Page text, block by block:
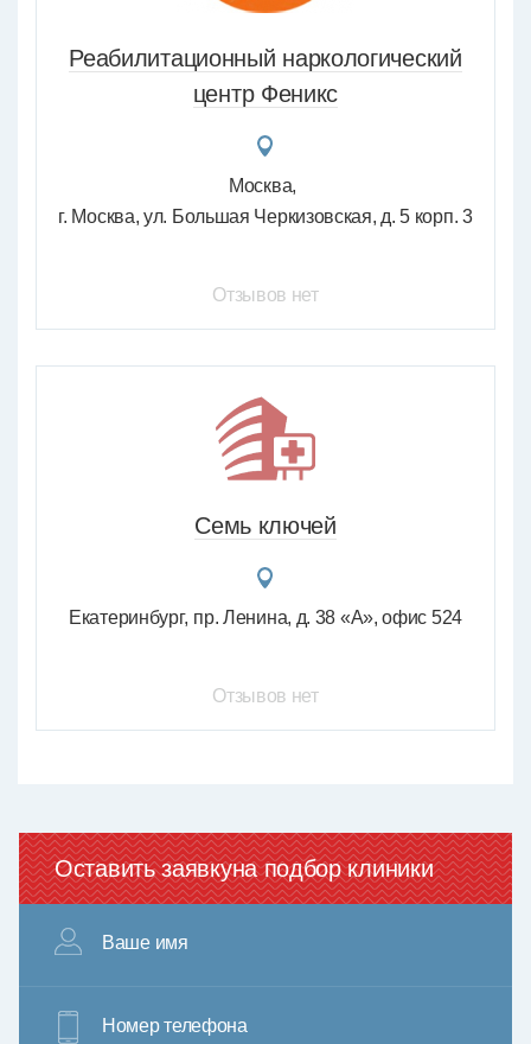
Реабилитационный наркологический
центр Феникс
Москва
г. Москва, ул. Большая Черкизовская, д. 5 корп. 3
Отзывов нет
Семь ключей
Екатеринбург пр. Ленина, д. 38 «А», офис 524
Отзывов нет
Оставить заявкуна подбор клиники
Ваше имя
Номер телефона